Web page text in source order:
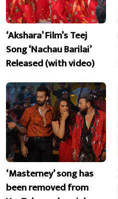
‘Akshara’ Film’s Teej
Song ‘Nachau Barilai’
Released (with video)
‘Masterney’ song has
been removed from